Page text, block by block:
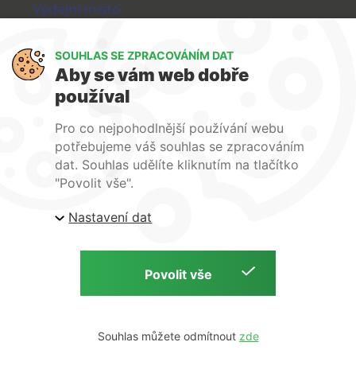
Výdejní místo
GDPR
WIRPO s.r.o.
Obchodní podmínky
O nás
Kontakty
Firemní web
E-shop Wirpo.cz, Škrobárenská 518/16, Brno
Copyright © 2026 E-shop Wirpo.cz | by
SOUHLAS SE ZPRACOVÁNÍM DAT
Aby se vám web dobře
používal
Pro co nejpohodlnější používání webu
potřebujeme váš souhlas se zpracováním
dat. Souhlas udělíte kliknutím na tlačítko
"Povolit vše".
Nastavení dat
Souhlas můžete odmítnout